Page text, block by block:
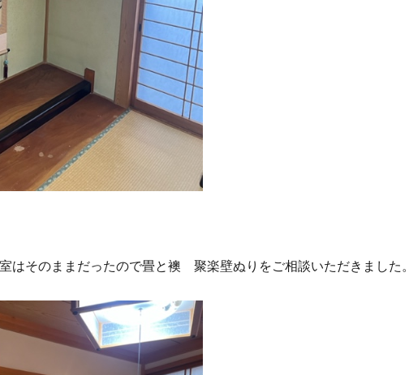
はそのままだったので畳と襖 聚楽壁ぬりをご相談いただきました。